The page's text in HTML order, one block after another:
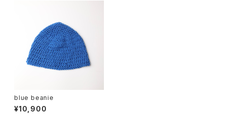
blue beanie
¥10,900